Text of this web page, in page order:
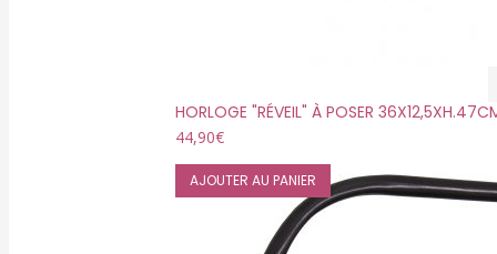
HORLOGE "RÉVEIL" À POSER
44,90€
AJOUTER AU PANIER